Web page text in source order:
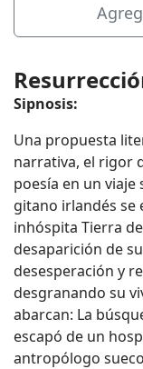
Sipnosis:
Una propuesta
narrativa, el rigor
poesía en un viaje
gitano irlandés se
inhóspita Tierra
desaparición de
desesperación y
desgranando su
abarcan: La
escapó de un
antropólogo